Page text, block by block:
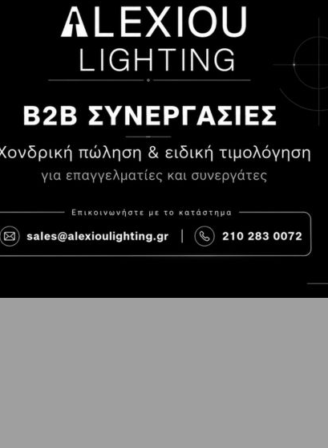
Η Εταιρεία μας
Επικοινωνία
Blog
Τρόποι Παραγγελίας
Τρόποι Αποστολής και
κόστος
Επιστροφές
Προστασία
Δεδομένων
Όροι χρήσης
Cookies
Consent